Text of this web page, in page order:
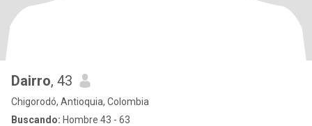
Dairro, 43
Chigorodó, Antioquia, Colombia
Buscando: Hombre 43 - 63